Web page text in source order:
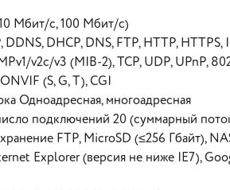
Мбит/с, 100 Мбит/с)
DHCP, DNS, FTP, HTTP, HTTPS,
v2c/v3 (MIB-2), TCP, UDP, UPnP,
(S, G, T), CGI
Одноадресная, многоадресная
подключений 20 (суммарный
FTP, MicroSD (≤256 Гбайт),
Explorer (версия не ниже IE7),